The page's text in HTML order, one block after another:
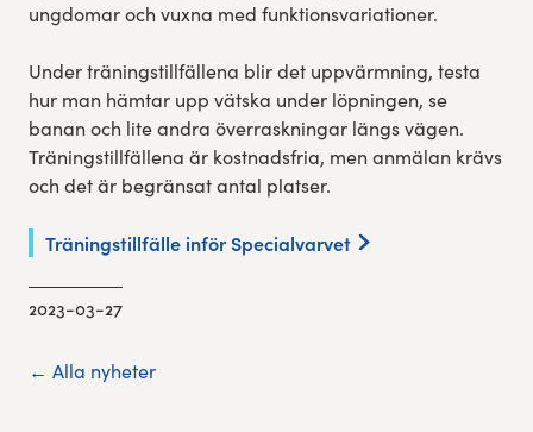
ungdomar och vuxna med funktionsvariationer.
Under träningstillfällena blir det uppvärmning, testa
hur man hämtar upp vätska under löpningen, se
banan och lite andra överraskningar längs vägen.
Träningstillfällena är kostnadsfria, men anmälan krävs
och det är begränsat antal platser.
Träningstillfälle inför Specialvarvet
2023-03-27
← Alla nyheter